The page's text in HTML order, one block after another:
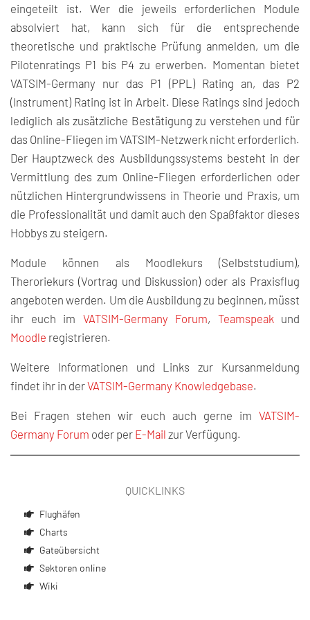
QUICKLINKS
Flughäfen
Charts
Gateübersicht
Sektoren online
Wiki
eingeteilt ist. Wer die jeweils erforderlichen Module
absolviert hat, kann sich für die entsprechende
theoretische und praktische Prüfung anmelden, um die
Pilotenratings P1 bis P4 zu erwerben. Momentan bietet
VATSIM-Germany nur das P1 (PPL) Rating an, das P2
(Instrument) Rating ist in Arbeit. Diese Ratings sind jedoch
lediglich als zusätzliche Bestätigung zu verstehen und für
das Online-Fliegen im VATSIM-Netzwerk nicht erforderlich.
Der Hauptzweck des Ausbildungssystems besteht in der
Vermittlung des zum Online-Fliegen erforderlichen oder
nützlichen Hintergrundwissens in Theorie und Praxis, um
die Professionalität und damit auch den Spaßfaktor dieses
Hobbys zu steigern.
Module können als Moodlekurs (Selbststudium),
Theroriekurs (Vortrag und Diskussion) oder als Praxisflug
angeboten werden. Um die Ausbildung zu beginnen, müsst
ihr euch im VATSIM-Germany Forum, Teamspeakund
Moodle registrieren.
Weitere Informationen und Links zur Kursanmeldung
findet ihr in derVATSIM-Germany Knowledgebase.
Bei Fragen stehen wir euch auch gerne im VATSIM-
Germany Forum oder per E-Mail zur Verfügung.